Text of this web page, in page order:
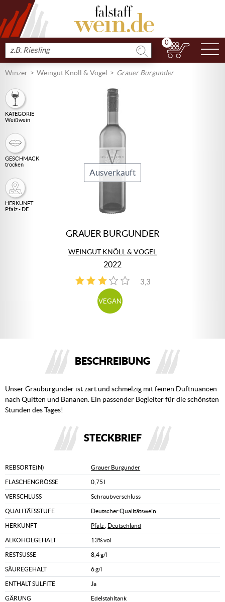
Produkt
suchen
0
Winzer Weingut Knöll & Vogel Grauer Burgunder
KATEGORIE
Weißwein
GESCHMACK
trocken
HERKUNFT
Pfalz - DE
Ausverkauft
GRAUER BURGUNDER
WEINGUT KNÖLL & VOGEL
2022
3,3
4
VEGAN
BESCHREIBUNG
Unser Grauburgunder ist zart und schmelzig mit feinen Duftnuancen
nach Quitten und Bananen. Ein passender Begleiter für die schönsten
Stunden des Tages!
STECKBRIEF
REBSORTE(N) Grauer Burgunder
FLASCHENGRÖSSE 0,75 l
VERSCHLUSS Schraubverschluss
QUALITÄTSSTUFE Deutscher Qualitätswein
HERKUNFT Pfalz Deutschland
ALKOHOLGEHALT 13% vol
RESTSÜSSE 8,4 g/l
SÄUREGEHALT 6 g/l
ENTHÄLT SULFITE Ja
GÄRUNG Edelstahltank